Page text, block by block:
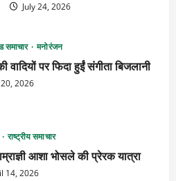
July 24, 2026
समाचार मनोरंजन
वादियों पर फिदा हुईं संगीता बिजलानी
20, 2026
राष्ट्रीय समाचार
आशा भोसले की प्रेरक यात्रा
14, 2026